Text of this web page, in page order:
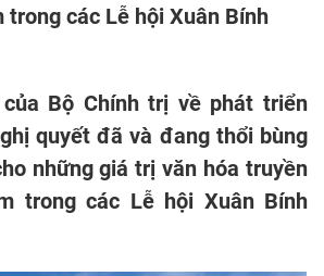
trong các Lễ hội Xuân Bính
Bộ Chính trị về phát triển
quyết đã và đang thổi bùng
những giá trị văn hóa truyền
trong các Lễ hội Xuân Bính